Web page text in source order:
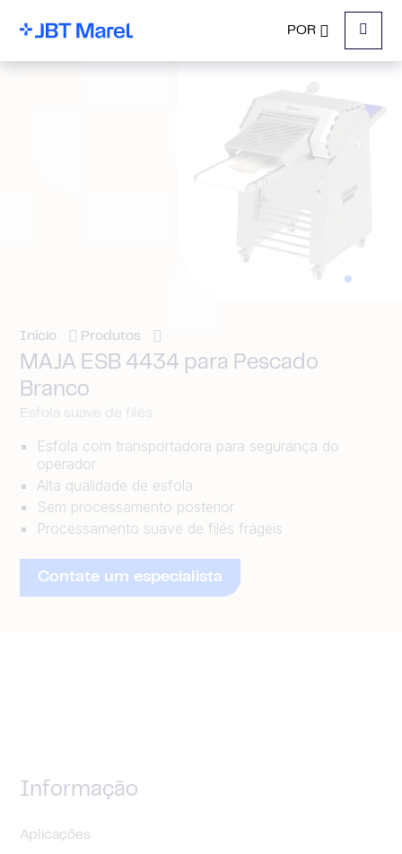
POR
Menu
Início Produtos
MAJA ESB 4434 para Pescado
Branco
Esfola suave de filés
Esfola com transportadora para segurança do
operador
Alta qualidade de esfola
Sem processamento posterior
Processamento suave de filés frágeis
Contate um especialista
Informação
Aplicações